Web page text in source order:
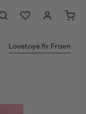
Lovetoye fir Fraen